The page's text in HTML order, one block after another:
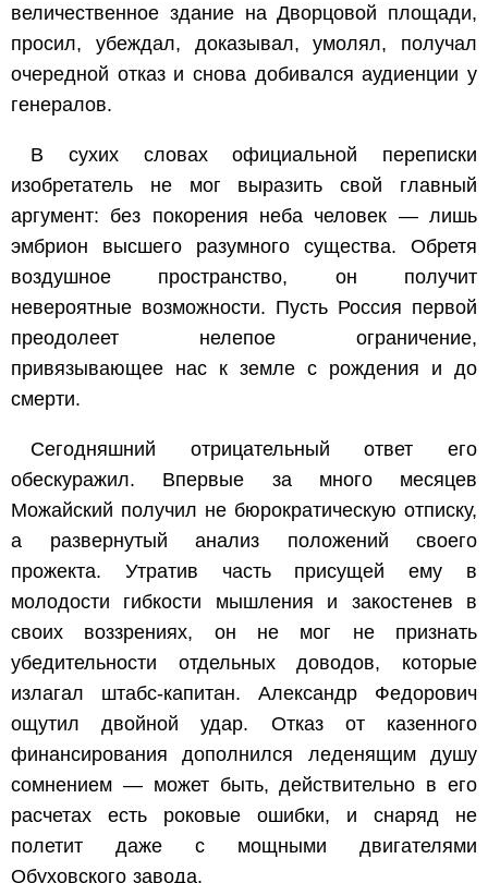
величественное здание на Дворцовой площади,
просил, убеждал, доказывал, умолял, получал
очередной отказ и снова добивался аудиенции у
генералов.
В сухих словах официальной переписки
изобретатель не мог выразить свой главный
аргумент: без покорения неба человек — лишь
эмбрион высшего разумного существа. Обретя
воздушное пространство, он получит
невероятные возможности. Пусть Россия первой
преодолеет нелепое ограничение,
привязывающее нас к земле с рождения и до
смерти.
Сегодняшний отрицательный ответ его
обескуражил. Впервые за много месяцев
Можайский получил не бюрократическую отписку,
а развернутый анализ положений своего
прожекта. Утратив часть присущей ему в
молодости гибкости мышления и закостенев в
своих воззрениях, он не мог не признать
убедительности отдельных доводов, которые
излагал штабс-капитан. Александр Федорович
ощутил двойной удар. Отказ от казенного
финансирования дополнился леденящим душу
сомнением — может быть, действительно в его
расчетах есть роковые ошибки, и снаряд не
полетит даже с мощными двигателями
Обуховского завода.